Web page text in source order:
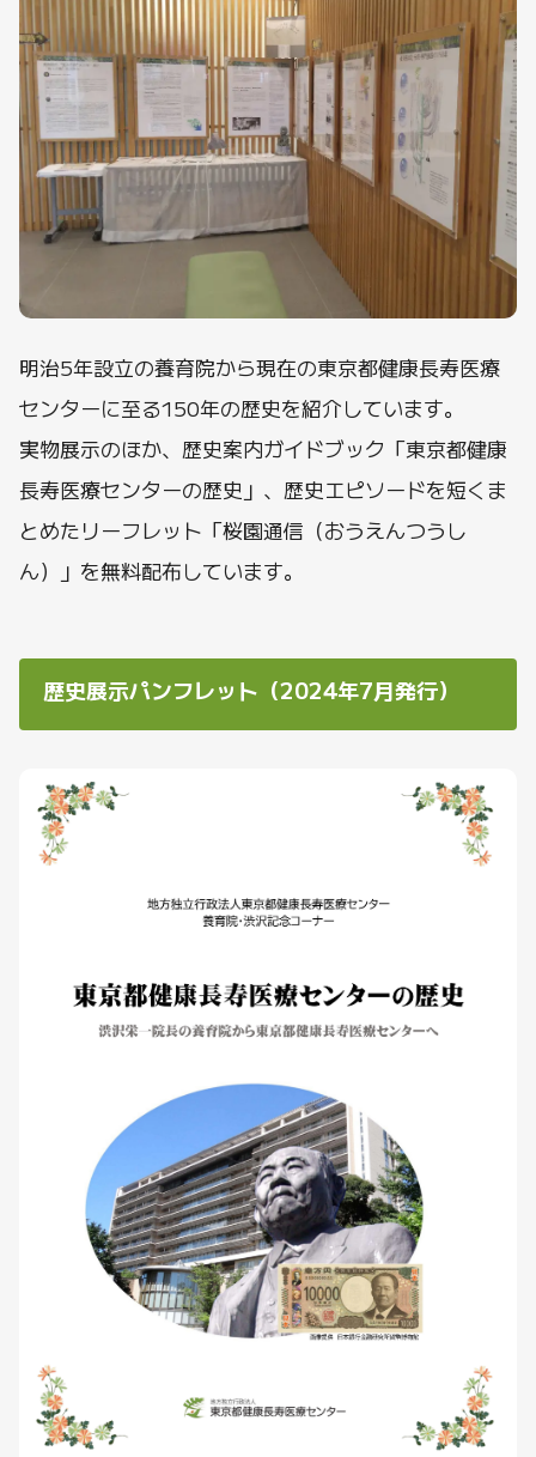
明治5年設立の養育院から現在の東京都健康長寿医療
センターに至る150年の歴史を紹介しています。
実物展示のほか、歴史案内ガイドブック「東京都健康
長寿医療センターの歴史」、歴史エピソードを短くま
とめたリーフレット「桜園通信（おうえんつうし
ん）」を無料配布しています。
歴史展示パンフレット（2024年7月発行）